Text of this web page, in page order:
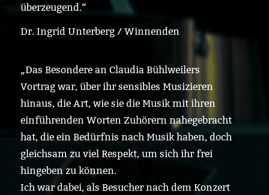
überzeugend.“
Dr. Ingrid Unterberg / Winnenden
„Das Besondere an Claudia Bühlweilers
Vortrag war, über ihr sensibles Musizieren
hinaus, die Art, wie sie die Musik mit ihren
einführenden Worten Zuhörern nahegebracht
hat, die ein Bedürfnis nach Musik haben, doch
gleichsam zu viel Respekt, um sich ihr frei
hingeben zu können.
Ich war dabei, als Besucher nach dem Konzert